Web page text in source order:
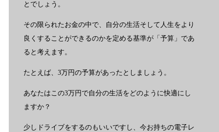
とでしょう。
その限られたお金の中で、自分の生活そして人生をより
良くすることができるのかを定める基準が「予算」であ
ると考えます。
たとえば、3万円の予算があったとしましょう。
あなたはこの3万円で自分の生活をどのように快適にし
ますか？
少しドライブをするのもいいですし、今お持ちの電子レ